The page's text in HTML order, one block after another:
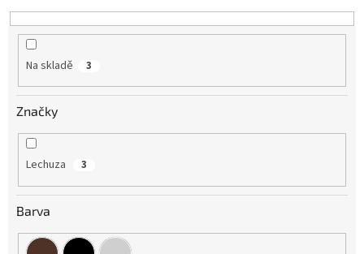
k
t
Na skladě 3
Značky
Lechuza 3
Barva